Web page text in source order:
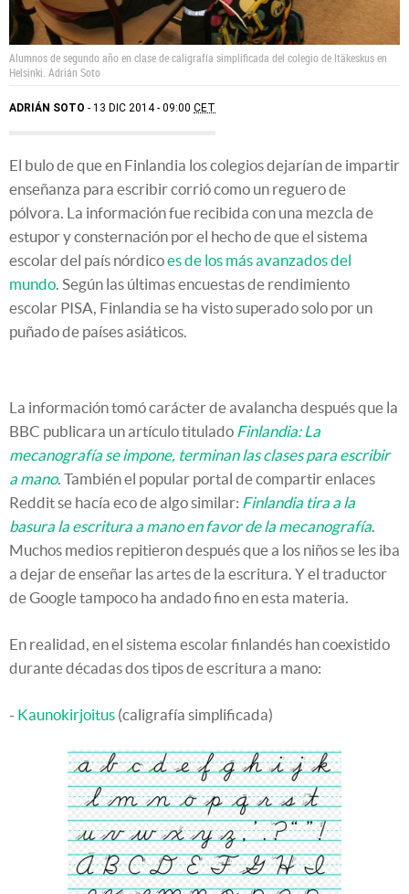
Alumnos de segundo año en clase de caligrafía simplificada del colegio de Itäkeskus en
Helsinki. Adrián Soto
ADRIÁN SOTO 13 DIC 2014 - 09:00 CET
El bulo de que en Finlandia los colegios dejarían de impartir
enseñanza para escribir corrió como un reguero de
pólvora. La información fue recibida con una mezcla de
estupor y consternación por el hecho de que el sistema
escolar del país nórdicoes de los más avanzados del
mundo . Según las últimas encuestas de rendimiento
escolar PISA, Finlandia se ha visto superado solo por un
puñado de países asiáticos.
La información tomó carácter de avalancha después que la
BBC publicara un artículo titulado Finlandia: La
mecanografía se impone, terminan las clases para escribir
a mano. También el popular portal de compartir enlaces
Reddit se hacía eco de algo similar: Finlandia tira a la
basura la escritura a mano en favor de la mecanografía
Muchos medios repitieron después que a los niños se les iba
a dejar de enseñar las artes de la escritura. Y el traductor
de Google tampoco ha andado fino en esta materia.
En realidad, en el sistema escolar finlandés han coexistido
durante décadas dos tipos de escritura a mano:
- Kaunokirjoitus (caligrafía simplificada)